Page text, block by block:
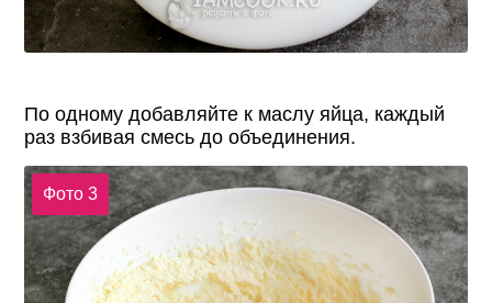
По одному добавляйте к маслу яйца, каждый
раз взбивая смесь до объединения.
Фото 3